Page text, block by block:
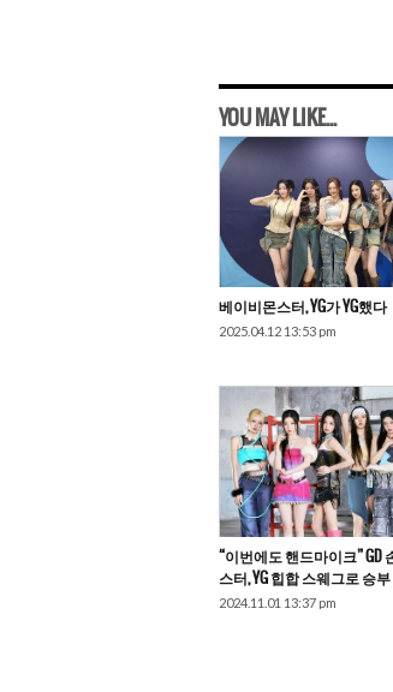
YOU MAY LIKE...
베이비몬스터, YG가 YG했다
2025.04.12 13:53 pm
“이번에도 핸드마이크” GD
스터, YG 힙합 스웨그로 승부
2024.11.01 13:37 pm